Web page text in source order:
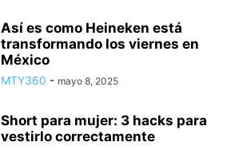
Así es como Heineken está
transformando los viernes en
México
MTY360 - mayo 8, 2025
Short para mujer: 3 hacks para
vestirlo correctamente